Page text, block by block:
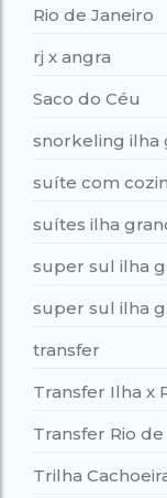
Rio de Janeiro
rj x angra
Saco do Céu
snorkeling ilha
suíte com
suítes ilha
super sul ilha
super sul ilha
transfer
Transfer Ilha x
Transfer Rio
Trilha